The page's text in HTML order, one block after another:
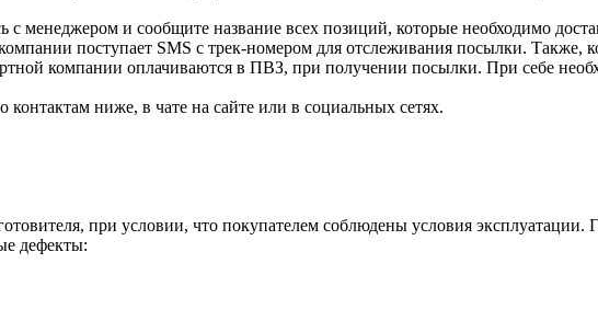
менеджером и сообщите название всех позиций, которые необходимо
поступает SMS с трек-номером для отслеживания посылки. Также,
компании оплачиваются в ПВЗ, при получении посылки. При себе
ниже, в чате на сайте или в социальных сетях.
при условии, что покупателем соблюдены условия эксплуатации.
дефекты: